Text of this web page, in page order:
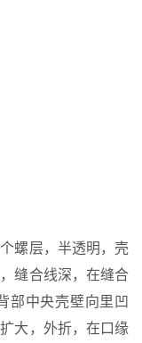
螺层，半透明，壳
缝合线深，在缝合
部中央壳壁向里凹
大，外折，在口缘